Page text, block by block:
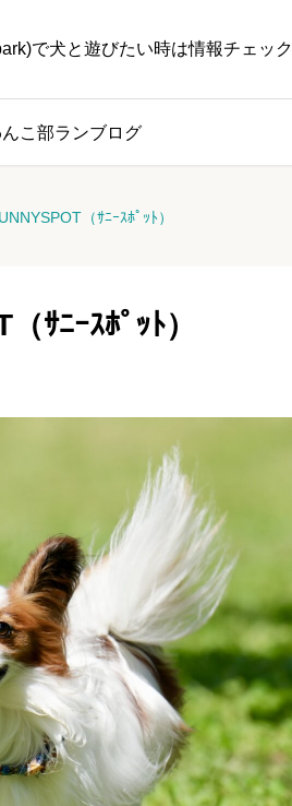
で犬と遊びたい時は情報チェック
んこ部ランブログ
（ｻﾆｰｽﾎﾟｯﾄ）
ｻﾆｰｽﾎﾟｯﾄ）